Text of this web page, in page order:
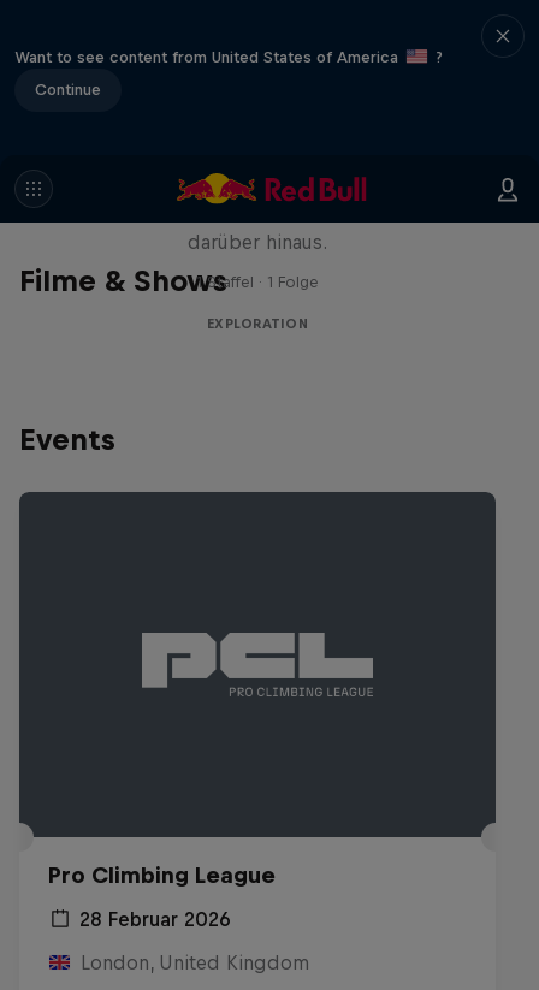
Want to see content from United States of America
?
Continue
Filme & Shows
Natural Heights
darüber hinaus.
1 Staffel · 1 Folge
EXPLORATION
Events
Pro Climbing League
28 Februar 2026
London, United Kingdom